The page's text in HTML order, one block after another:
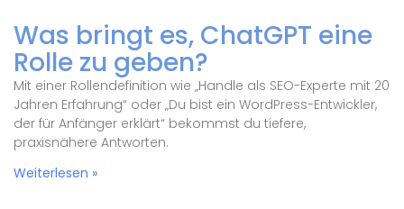
Was bringt es, ChatGPT eine
Rolle zu geben?
Mit einer Rollendefinition wie „Handle als SEO-Experte mit 20
Jahren Erfahrung“ oder „Du bist ein WordPress-Entwickler,
der für Anfänger erklärt“ bekommst du tiefere,
praxisnähere Antworten.
Weiterlesen »